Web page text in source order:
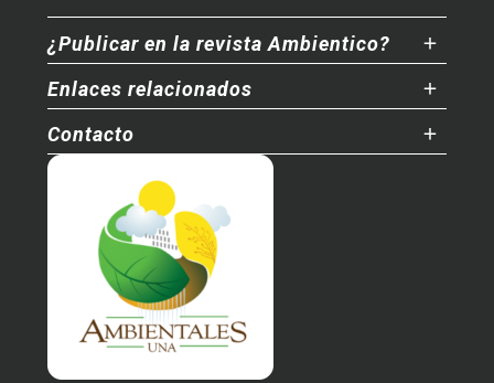
¿Publicar en la revista Ambientico?
Enlaces relacionados
Contacto